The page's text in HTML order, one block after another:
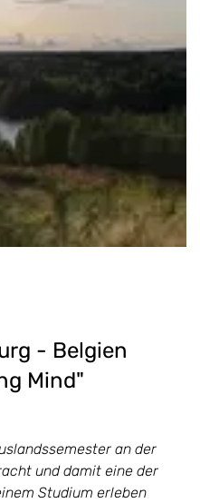
- Belgien
Mind"
an der
und damit eine der
Studium erleben